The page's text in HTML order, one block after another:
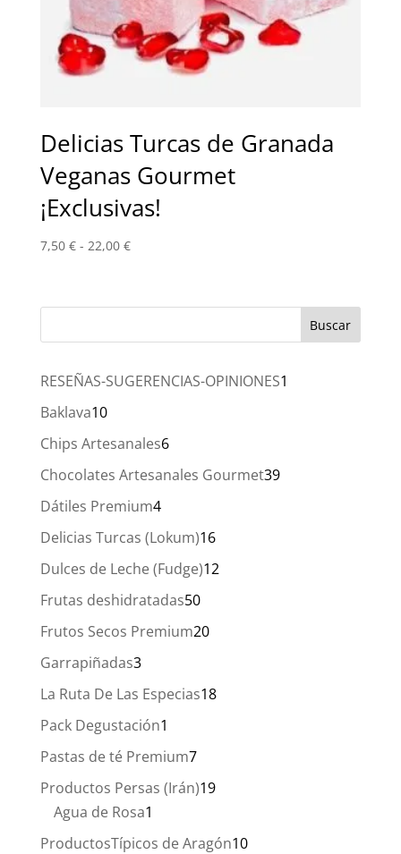
Delicias Turcas de Granada
Veganas Gourmet
¡Exclusivas!
7,50 € - 22,00 €Rango
desde
hasta
RESEÑAS-SUGERENCIAS-OPINIONES1
Baklava1010
productos
Chips Artesanales66
productos
Chocolates Artesanales Gourmet3939
Dátiles Premium44
productos
Delicias Turcas (Lokum)1616
productos
Dulces de Leche (Fudge)1212
Frutas deshidratadas5050
productos
Frutos Secos Premium2020
Garrapiñadas33
productos
La Ruta De Las Especias1818
Pack Degustación1
producto
Pastas de té Premium77
productos
Productos Persas (Irán)1919
Agua de Rosa1
producto
ProductosTípicos de Aragón1010